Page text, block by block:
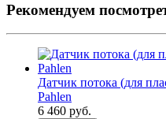
Рекомендуем
Датчик потока (для
Pahlen
6 460 руб.